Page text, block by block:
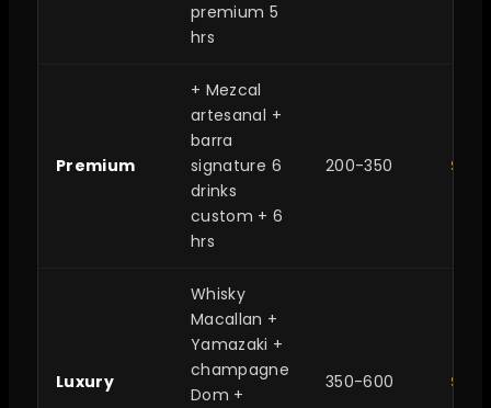
premium 5
hrs
Premium
+ Mezcal
artesanal +
barra
signature 6
drinks
custom + 6
hrs
200-350
Luxury
Whisky
Macallan +
Yamazaki +
champagne
Dom +
350-600